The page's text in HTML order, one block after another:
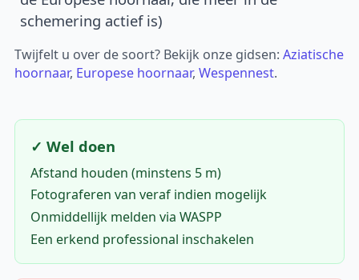
schemering actief is)
Twijfelt u over de soort? Bekijk onze gidsen:Aziatische
hoornaar, Europese hoornaar,Wespennest.
✓ Wel doen
Afstand houden (minstens 5 m)
Fotograferen van veraf indien mogelijk
Onmiddellijk melden via WASPP
Een erkend professional inschakelen